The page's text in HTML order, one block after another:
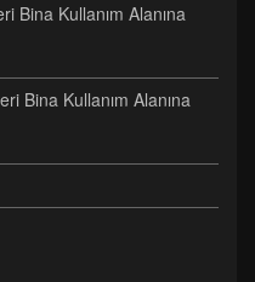
Bina Kullanım Alanına
Bina Kullanım Alanına